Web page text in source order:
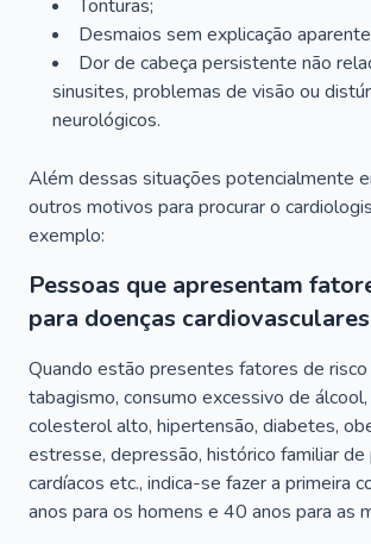
Tonturas;
Desmaios sem explicação
Dor de cabeça persistente não
sinusites, problemas de visão ou
neurológicos.
Além dessas situações potencialmente
outros motivos para procurar o
exemplo:
Pessoas que apresentam
para doenças cardiovasculares
Quando estão presentes fatores de risco
tabagismo, consumo excessivo de
colesterol alto, hipertensão, diabetes,
estresse, depressão, histórico familiar
cardíacos etc., indica-se fazer a primeira
anos para os homens e 40 anos para as